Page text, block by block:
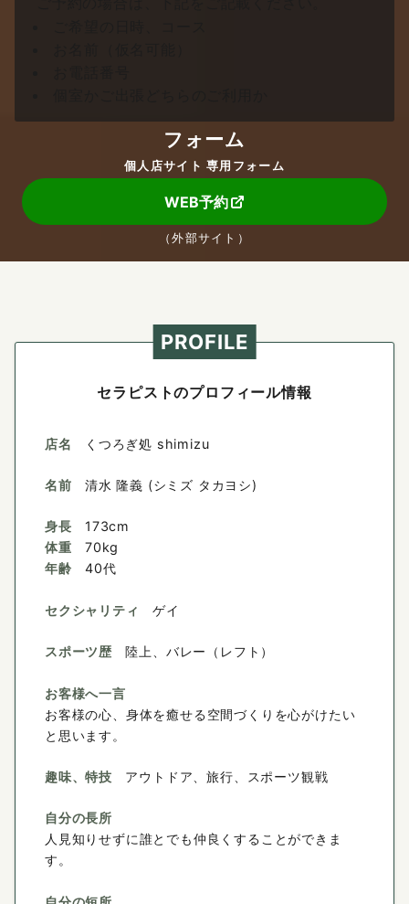
フォーム
個人店サイト 専用フォーム
WEB予約
（外部サイト）
PROFILE
セラピストのプロフィール情報
店名 くつろぎ処 shimizu
名前 清水 隆義 (シミズ タカヨシ)
身長
体重
年齢
173cm
70kg
40代
セクシャリティ ゲイ
スポーツ歴 陸上、バレー（レフト）
お客様へ一言
お客様の心、身体を癒せる空間づくりを心がけたい
と思います。
趣味、特技 アウトドア、旅行、スポーツ観戦
自分の長所
人見知りせずに誰とでも仲良くすることができま
す。